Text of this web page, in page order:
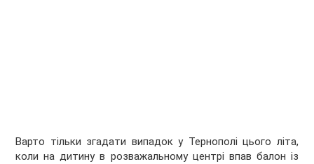
Варто тільки згадати випадок у Тернополі цього літа,
коли на дитину в розважальному центрі впав балон із